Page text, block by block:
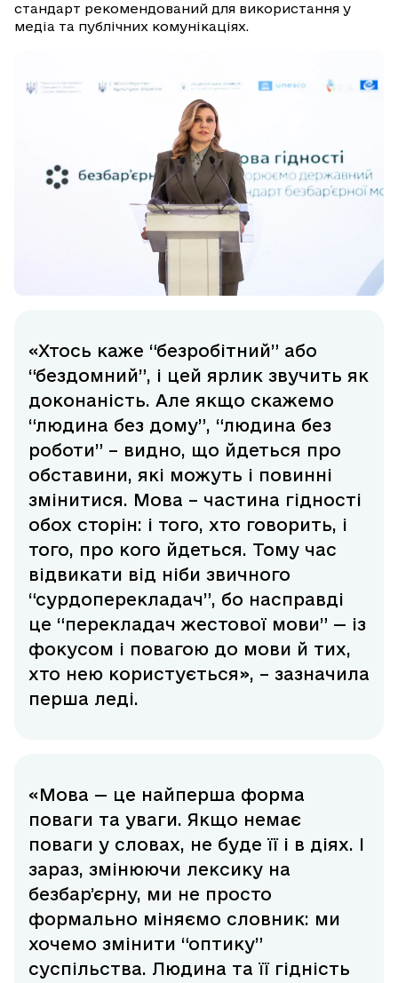
стандарт рекомендований для використання у
медіа та публічних комунікаціях.
«Хтось каже “безробітний” або
“бездомний”, і цей ярлик звучить як
доконаність. Але якщо скажемо
“людина без дому”, “людина без
роботи” – видно, що йдеться про
обставини, які можуть і повинні
змінитися. Мова – частина гідності
обох сторін: і того, хто говорить, і
того, про кого йдеться. Тому час
відвикати від ніби звичного
“сурдоперекладач”, бо насправді
це “перекладач жестової мови” — із
фокусом і повагою до мови й тих,
хто нею користується», – зазначила
перша леді.
«Мова — це найперша форма
поваги та уваги. Якщо немає
поваги у словах, не буде її і в діях. І
зараз, змінюючи лексику на
безбарʼєрну, ми не просто
формально міняємо словник: ми
хочемо змінити “оптику”
суспільства. Людина та її гідність